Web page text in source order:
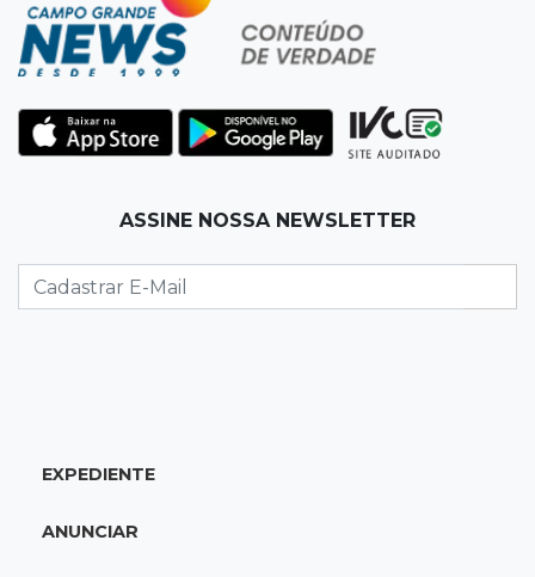
Morte no trânsito e casamento de bisavó são
destaques da semana
10:05 19 viagens num dia
Fraude com cartão “torra” R$ 81 mil em
Punição de agressores de mulheres precisar
ser mais severa para 52% dos leitores
Pedestre morre atropelado durante a
ASSINE NOSSA NEWSLETTER
EXPEDIENTE
ANUNCIAR